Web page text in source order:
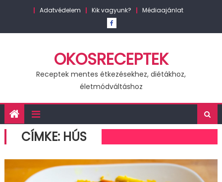
Adatvédelem Kik vagyunk? Médiaajánlat
OKOSRECEPTEK
Receptek mentes étkezésekhez, diétákhoz,
életmódváltáshoz
CÍMKE: HÚS